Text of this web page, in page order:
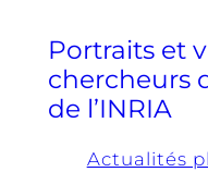
Portraits et
chercheurs
de l’INRIA
Actualités